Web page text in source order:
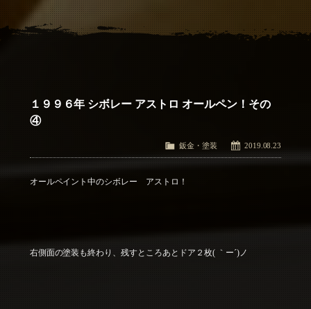
Blog
つぶやき
１９９６年 シボレー アストロ オールペン！その
④
2019.08.23
鈑金・塗装
オールペイント中のシボレー アストロ！
右側面の塗装も終わり、残すところあとドア２枚( ｀ー´)ノ